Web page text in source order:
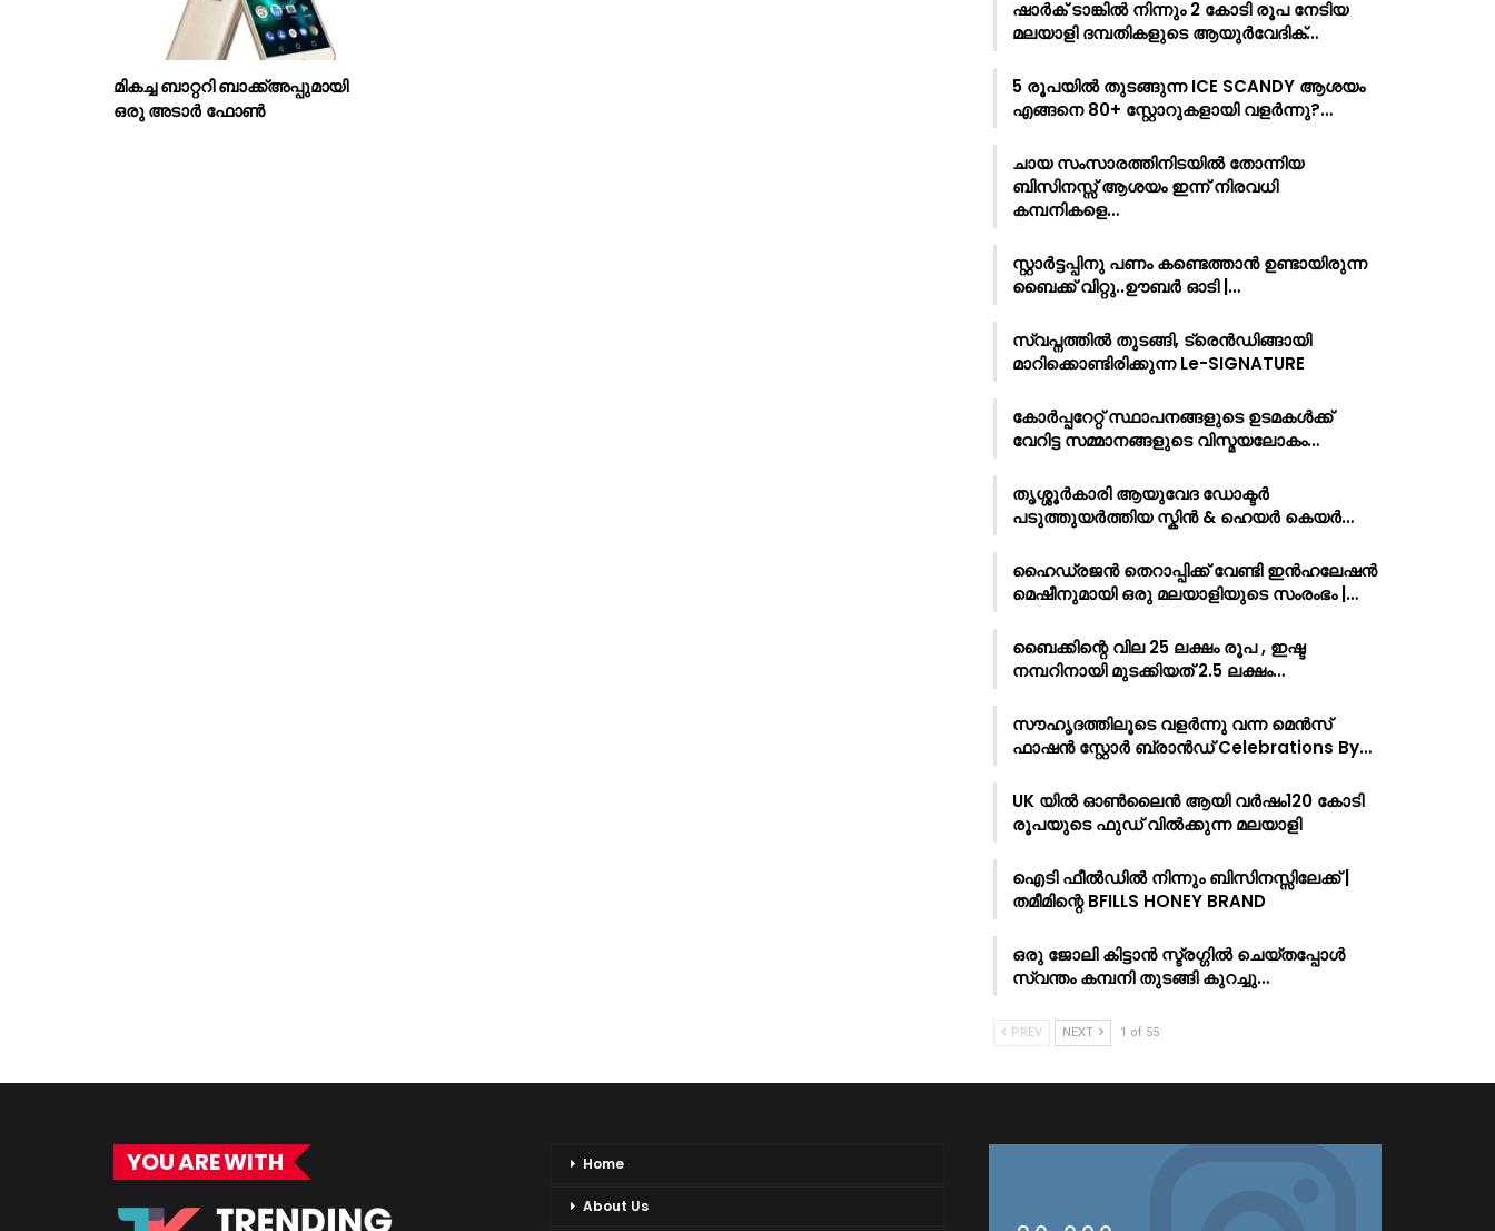
മികച്ച ബാറ്ററി ബാക്ക്അപ്പുമായി
ഒരു അടാര്‍ ഫോണ്‍
ഷാർക്‌ ടാങ്കിൽ നിന്നും 2 കോടി രൂപ നേടിയ
മലയാളി ദമ്പതികളുടെ ആയുർവേദിക്…
5 രൂപയിൽ തുടങ്ങുന്ന ICE SCANDY ആശയം
എങ്ങനെ 80+ സ്റ്റോറുകളായി വളർന്നു?…
ചായ സംസാരത്തിനിടയിൽ തോന്നിയ
ബിസിനസ്സ് ആശയം ഇന്ന് നിരവധി
കമ്പനികളെ…
സ്റ്റാർട്ടപ്പിനു പണം കണ്ടെത്താൻ ഉണ്ടായിരുന്ന
ബൈക്ക് വിറ്റു..ഊബർ ഓടി |…
സ്വപ്നത്തിൽ തുടങ്ങി, ട്രെൻഡിങ്ങായി
മാറിക്കൊണ്ടിരിക്കുന്ന Le-SIGNATURE
കോർപ്പറേറ്റ് സ്ഥാപനങ്ങളുടെ ഉടമകൾക്ക്
വേറിട്ട സമ്മാനങ്ങളുടെ വിസ്മയലോകം…
തൃശ്ശൂർകാരി ആയുവേദ ഡോക്ടർ
പടുത്തുയർത്തിയ സ്കിൻ & ഹെയർ കെയർ…
ഹൈഡ്രജൻ തെറാപ്പിക്ക് വേണ്ടി ഇൻഹലേഷൻ
മെഷീനുമായി ഒരു മലയാളിയുടെ സംരംഭം |…
ബൈക്കിന്റെ വില 25 ലക്ഷം രൂപ , ഇഷ്ട
നമ്പറിനായി മുടക്കിയത് 2.5 ലക്ഷം…
സൗഹൃദത്തിലൂടെ വളർന്നു വന്ന മെൻസ്
ഫാഷൻ സ്റ്റോർ ബ്രാൻഡ് Celebrations By…
UK യിൽ ഓൺലൈൻ ആയി വർഷം120 കോടി
രൂപയുടെ ഫുഡ് വിൽക്കുന്ന മലയാളി
ഐടി ഫീൽഡിൽ നിന്നും ബിസിനസ്സിലേക്ക് |
തമീമിന്റെ BFILLS HONEY BRAND
ഒരു ജോലി കിട്ടാൻ സ്ട്രഗ്ഗിൽ ചെയ്തപ്പോൾ
സ്വന്തം കമ്പനി തുടങ്ങി കുറച്ചു…
PREV NEXT 1 of 55
YOU ARE WITH Home
About Us